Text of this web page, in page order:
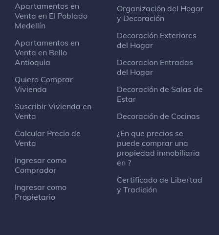
Apartamentos en
Venta en El Poblado
Medellín
Apartamentos en
Venta en Bello
Antioquia
Quiero Comprar
Vivienda
Suscribir Vivienda en
Venta
Calcular Precio de
Venta
Ingresar como
Comprador
Ingresar como
Propietario
Organización del Hogar
y Decoración
Decoración Exteriores
del Hogar
Decoracion Entradas
del Hogar
Decoración de Salas de
Estar
Decoración de Cocinas
¿En que precios se
puede comprar una
propiedad inmobiliaria
en ?
Certificado de Libertad
y Tradición